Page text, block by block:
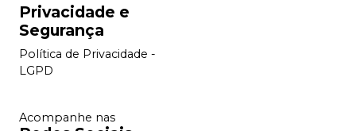
Privacidade e
Segurança
Política de Privacidade -
LGPD
Acompanhe nas